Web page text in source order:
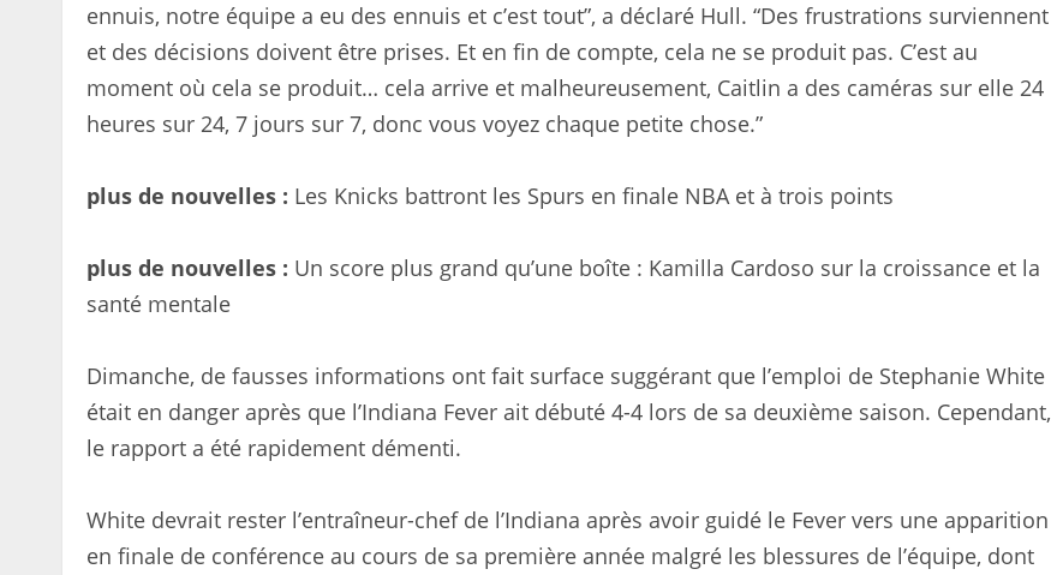
ennuis, notre équipe a eu des ennuis et c’est tout”, a déclaré Hull. “Des frustrations surviennent
et des décisions doivent être prises. Et en fin de compte, cela ne se produit pas. C’est au
moment où cela se produit… cela arrive et malheureusement, Caitlin a des caméras sur elle 24
heures sur 24, 7 jours sur 7, donc vous voyez chaque petite chose.”
plus de nouvelles : Les Knicks battront les Spurs en finale NBA et à trois points
plus de nouvelles : Un score plus grand qu’une boîte : Kamilla Cardoso sur la croissance et la
santé mentale
Dimanche, de fausses informations ont fait surface suggérant que l’emploi de Stephanie White
était en danger après que l’Indiana Fever ait débuté 4-4 lors de sa deuxième saison. Cependant,
le rapport a été rapidement démenti.
White devrait rester l’entraîneur-chef de l’Indiana après avoir guidé le Fever vers une apparition
en finale de conférence au cours de sa première année malgré les blessures de l’équipe, dont